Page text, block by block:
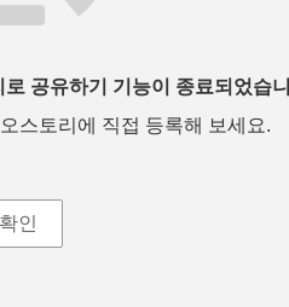
공유하기 기능이 종료되었습
스토리에 직접 등록해 보세요.
확인